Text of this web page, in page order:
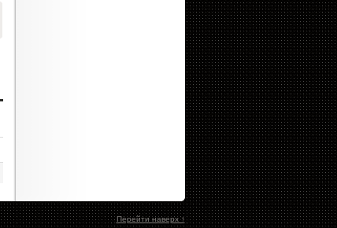
Перейти наверх ↑